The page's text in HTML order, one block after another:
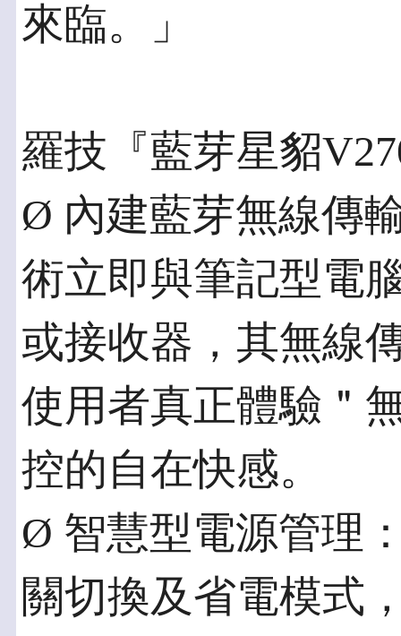
來臨。」
羅技『藍芽星貂
Ø 內建藍芽無線傳
術立即與筆記型電
或接收器，其無線
使用者真正體驗＂
控的自在快感。
Ø 智慧型電源管理
關切換及省電模式